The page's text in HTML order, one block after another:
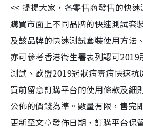
<< 提提大家，各零售商發售的快速
購買市面上不同品牌的快速測試套
及該品牌的快速測試套裝使用方法
亦可參考香港衞生署表列認可
測試、歐盟2019冠狀病毒病快速抗
買前留意訂購平台的使用條款及細
公佈的價錢為準。數量有限，售完
更新至文章發佈日期，訂購平台保